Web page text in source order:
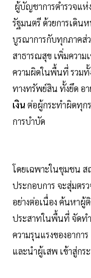
ผู้บัญชาการตำรวจแห่
รัฐมนตรี ด้วยการเดิน
บูรณาการกับทุกภาคส่
สาธารณสุข เพิ่มความ
ความผิดในพื้นที่ รวมทั้
ทางทรัพย์สิน ทั้งยึด อ
เงิน ต่อผู้กระทำผิดทุก
การบําบัด
โดยเฉพาะในชุมชน
ประกอบการ จะสุ่มตร
อย่างต่อเนื่อง ค้นหาผู้
ประสาทในพื้นที่ จัดท
ความรุนแรงของอากา
และนําผู้เสพ เข้าสู่กร